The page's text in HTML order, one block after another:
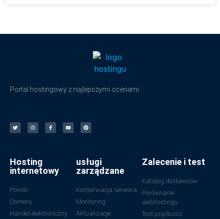
Portal hostingowy z najlepszymi ocenami.
Hosting
internetowy
Pomoc
Domeny
Handel elektroniczny
usługi
zarządzane
Konserwacja serwera
Monitoring
Aktualizacje
Zalecenie i test
Katalog dostawców
Porównanie
webhostingu
Test prędkości